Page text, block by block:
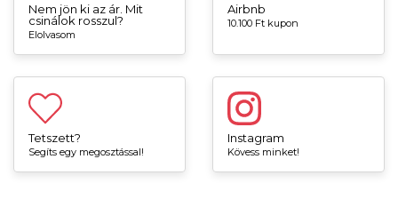
Nem jön ki az ár. Mit
csinálok rosszul?
Elolvasom
Airbnb
10.100 Ft kupon
Tetszett?
Segíts egy megosztással!
Instagram
Kövess minket!